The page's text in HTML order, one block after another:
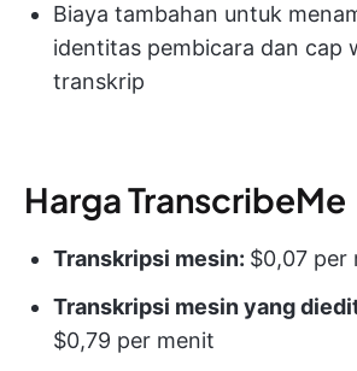
Biaya tambahan untuk
identitas pembicara dan cap
transkrip
Harga TranscribeMe
Transkripsi mesin: $0,07 per
Transkripsi mesin yang
$0,79 per menit